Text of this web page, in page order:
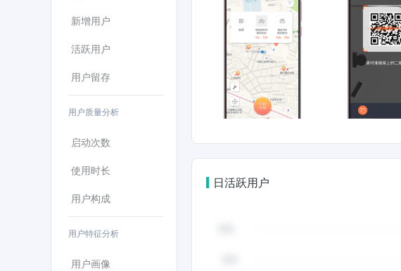
新增用户
活跃用户
用户留存
用户质量分析
启动次数
使用时长
用户构成
用户特征分析
用户画像
日活跃用户